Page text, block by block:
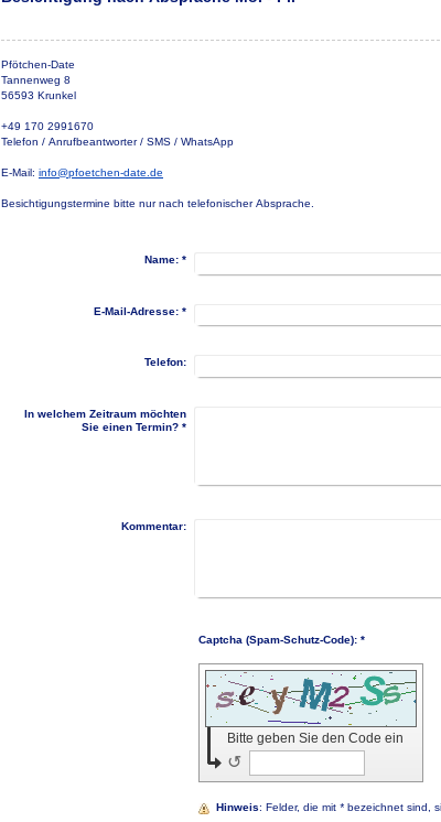
Pfötchen-Date
Tannenweg 8
56593 Krunkel
+49 170 2991670
Telefon / Anrufbeantworter / SMS / WhatsApp
E-Mail: info@pfoetchen-date.de
Besichtigungstermine bitte nur nach telefonischer Absprache.
Name:*
E-Mail-Adresse:*
Telefon:
In welchem Zeitraum möchten
Sie einen Termin?*
Kommentar:
Captcha (Spam-Schutz-Code): *
Bitte geben Sie den Code ein
↺
Hinweis : Felder, die mit* bezeichnet sind,